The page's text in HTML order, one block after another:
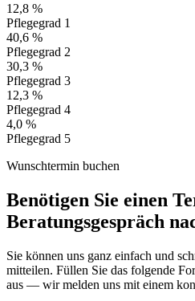
12,8 %
Pflegegrad 1
40,6 %
Pflegegrad 2
30,3 %
Pflegegrad 3
12,3 %
Pflegegrad 4
4,0 %
Pflegegrad 5
Wunschtermin buchen
Benötigen Sie einen
Beratungsgespräch
Sie können uns ganz einfach und
mitteilen. Füllen Sie das folgende
aus — wir melden uns mit einem